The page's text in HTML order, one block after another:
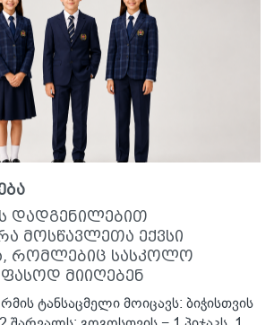
დადგენილებით
მოსწავლეთა ექვსი
რომლებიც სასკოლო
მიიღებენ
ტანსაცმელი მოიცავს: ბიჭისთვის